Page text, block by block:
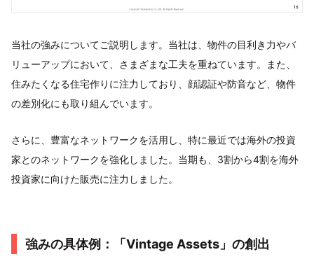
当社の強みについてご説明します。当社は、物件の目利き力やバ
リューアップにおいて、さまざまな工夫を重ねています。また、
住みたくなる住宅作りに注力しており、顔認証や防音など、物件
の差別化にも取り組んでいます。
さらに、豊富なネットワークを活用し、特に最近では海外の投資
家とのネットワークを強化しました。当期も、3割から4割を海外
投資家に向けた販売に注力しました。
強みの具体例：「Vintage Assets」の創出